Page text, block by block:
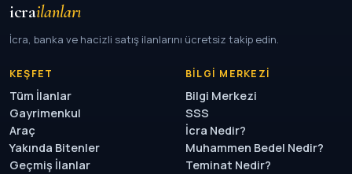
icrailanları
İcra, banka ve hacizli satış ilanlarını ücretsiz takip edin.
KEŞFET
Tüm İlanlar
Gayrimenkul
Araç
Yakında Bitenler
Geçmiş İlanlar
BILGI MERKEZI
Bilgi Merkezi
SSS
İcra Nedir?
Muhammen Bedel Nedir?
Teminat Nedir?